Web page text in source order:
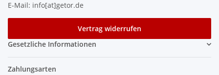
E-Mail: info[at]getor.de
Vertrag widerrufen
Gesetzliche Informationen
Zahlungsarten